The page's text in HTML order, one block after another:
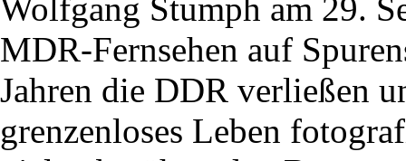
Wolfgang Stumph am 29.
MDR-Fernsehen auf
Jahren die DDR verließen
grenzenloses Leben